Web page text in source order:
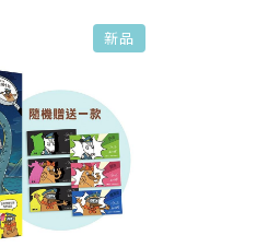
新品